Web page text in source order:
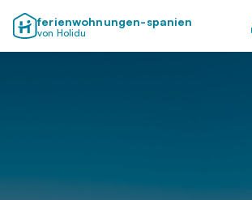
ferienwohnungen-spanien
von Holidu